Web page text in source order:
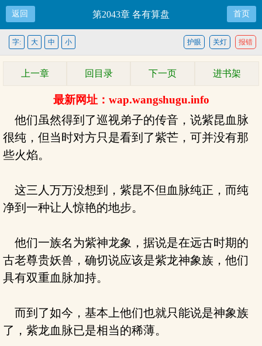
返回 第2043章 各有算盘 首页
报错
关灯
护眼
字: 大 中 小
上一章 回目录 下一页 进书架
最新网址：wap.wangshugu.info
他们虽然得到了巡视弟子的传音，说紫昆血脉
很纯，但当时对方只是看到了紫芒，可并没有那
些火焰。
这三人万万没想到，紫昆不但血脉纯正，而纯
净到一种让人惊艳的地步。
他们一族名为紫神龙象，据说是在远古时期的
古老尊贵妖兽，确切说应该是紫龙神象族，他们
具有双重血脉加持。
而到了如今，基本上他们也就只能说是神象族
了，紫龙血脉已是相当的稀薄。